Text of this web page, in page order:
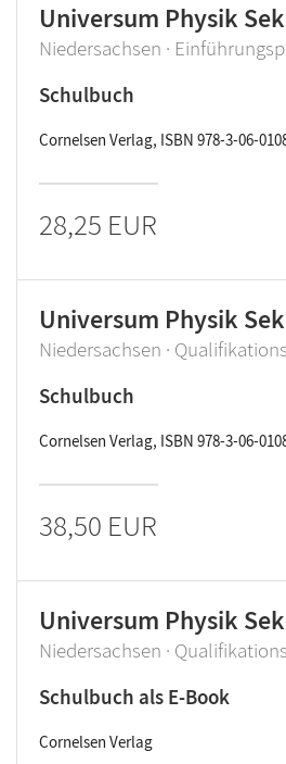
Universum Physik
Niedersachsen ·
Schulbuch
Cornelsen Verlag, ISBN 978-3-06-
28,25 EUR
Universum Physik
Niedersachsen ·
Schulbuch
Cornelsen Verlag, ISBN 978-3-06-
38,50 EUR
Universum Physik
Niedersachsen ·
Schulbuch als E-Book
Cornelsen Verlag